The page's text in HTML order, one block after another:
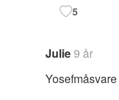
5
Julie9 år
Yosefmåsvare